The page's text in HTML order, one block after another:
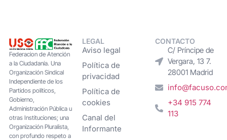
Federacion de Atención
a la Ciudadanía. Una
Organización Sindical
Independiente de los
Partidos políticos,
Gobierno,
Administración Pública u
otras Instituciones; una
Organización Pluralista,
con profundo respeto a
LEGAL
Aviso legal
Política de
privacidad
Política de
cookies
Canal del
Informante
CONTACTO
C/ Príncipe de
Vergara, 13 7.
28001 Madrid
+34 915 774
113